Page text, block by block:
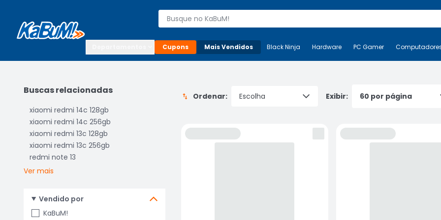
Buscar produtos
Cupons Mais Vendidos Mais-v- Black Ninja Hardware PC Gamer
Black Ninja Hardware PC Gamer
Buscas relacionadas
xiaomi redmi 14c 128gb
xiaomi redmi 14c 256gb
xiaomi redmi 13c 128gb
xiaomi redmi 13c 256gb
redmi note 13
Ver mais
Vendido por
KaBuM!
Ordenar: Exibir: